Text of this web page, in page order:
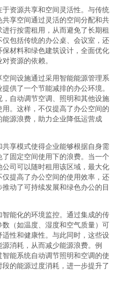
资源共享和空间灵活性。与传统
享空间通过灵活的空间分配和共
行按需租用，从而避免了长期租
包括传统的办公桌、会议室，还
材料和绿色建筑设计，全面优化
资源的依赖。
间设施通过采用智能能源管理系
供了一个节能减排的办公环境。
自动调节空调、照明和其他设施
。这样，不仅提高了办公空间的
源浪费，助力企业降低运营成
享模式使得企业能够根据自身需
固定空间使用下的浪费。当一个
司可以随时租用该区域，最大化
提高了办公空间的使用效率，还
动了可持续发展和绿色办公的目
能化的环境监控。通过集成的传
（如温度、湿度和空气质量）可
性和健康性。与此同时，这些设
消耗，从而减少能源浪费。例
能系统自动调节照明和空调的使
的能源过度消耗，进一步提升了